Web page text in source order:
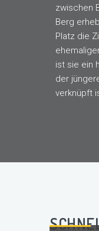
zwischen
Berg
Platz die
ist sie ein
der
verknüpft